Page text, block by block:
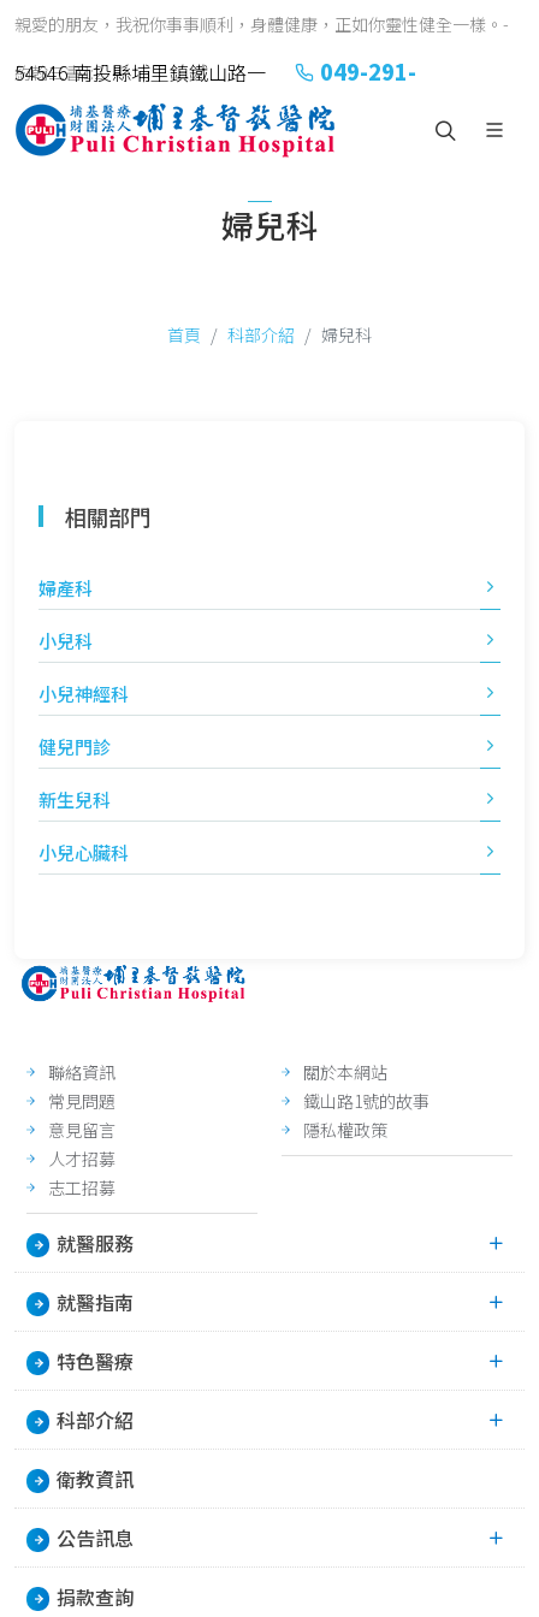
親愛的朋友，我祝你事事順利，身體健康，正如你靈性健全一樣。-
約翰三書1:2
54546 南投縣埔里鎮鐵山路一
號
049-291-
2151#2152
婦兒科
首頁 科部介紹 婦兒科
相關部門
婦產科
小兒科
小兒神經科
健兒門診
新生兒科
小兒心臟科
聯絡資訊
常見問題
意見留言
人才招募
志工招募
關於本網站
鐵山路1號的故事
隱私權政策
就醫服務
就醫指南
特色醫療
科部介紹
衛教資訊
公告訊息
捐款查詢